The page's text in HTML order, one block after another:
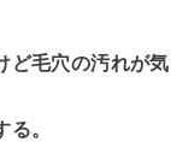
毛穴の汚れが気
。